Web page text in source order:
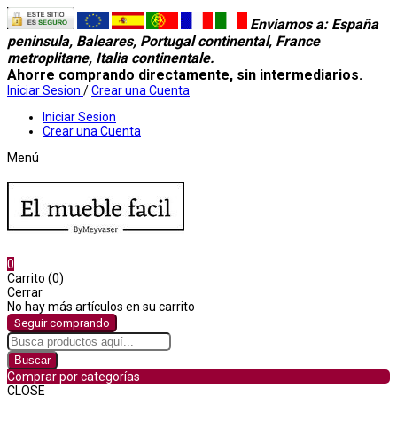
Enviamos a: España
peninsula, Baleares, Portugal continental, France
metroplitane, Italia continentale.
Ahorre comprando directamente, sin intermediarios.
Iniciar Sesion /Crear una Cuenta
Iniciar Sesion
Crear una Cuenta
Menú
0
Carrito (0)
Cerrar
No hay más artículos en su carrito
Seguir comprando
Buscar
Comprar por categorías
CLOSE